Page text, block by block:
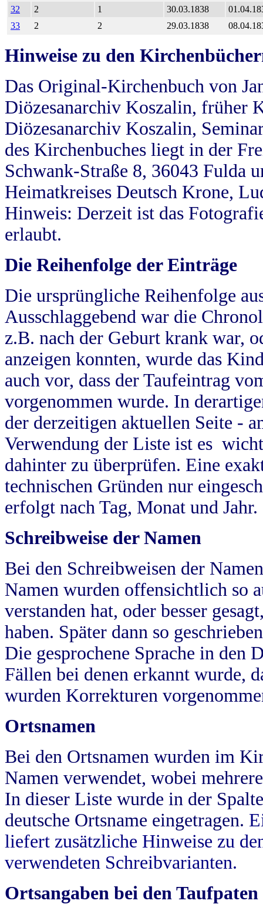
32
2 1 30.03.1838
33
2 2 29.03.1838
Hinweise zu den
Das Original-Kirchenbuch von
Diözesanarchiv Koszalin, früher
Diözesanarchiv Koszalin,
des Kirchenbuches liegt in der
Schwank-Straße 8, 36043 Fulda
Heimatkreises Deutsch Krone,
Hinweis: Derzeit ist das
erlaubt.
Die Reihenfolge der Einträge
Die ursprüngliche Reihenfolge
Ausschlaggebend war die
z.B. nach der Geburt krank war,
anzeigen konnten, wurde das
auch vor, dass der Taufeintrag
vorgenommen wurde. In
der derzeitigen aktuellen Seite -
Verwendung der Liste ist es
dahinter zu überprüfen. Eine
technischen Gründen nur
erfolgt nach Tag, Monat und Jahr.
Schreibweise der Namen
Bei den Schreibweisen der
Namen wurden offensichtlich so
verstanden hat, oder besser
haben. Später dann so
Die gesprochene Sprache in
Fällen bei denen erkannt wurde,
wurden Korrekturen
Ortsnamen
Bei den Ortsnamen wurden im
Namen verwendet, wobei
In dieser Liste wurde in der
deutsche Ortsname eingetragen.
liefert zusätzliche Hinweise zu
verwendeten Schreibvarianten.
Ortsangaben bei den Taufpaten